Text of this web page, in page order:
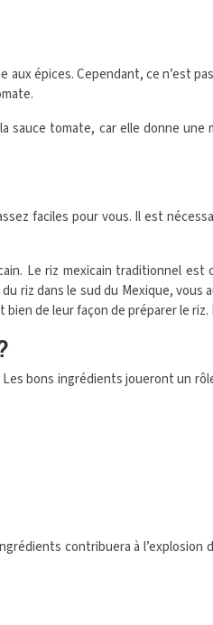
épices. Cependant, ce n’est
sauce tomate, car elle donne
faciles pour vous. Il est
Le riz mexicain traditionnel
riz dans le sud du Mexique,
de leur façon de préparer le
bons ingrédients joueront un
contribuera à